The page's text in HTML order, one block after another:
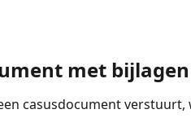
met
casusdocument verstuurt,